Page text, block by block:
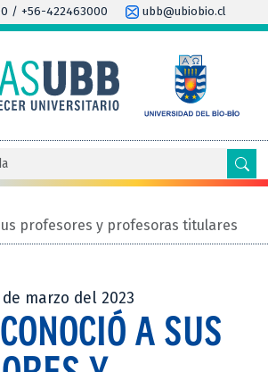
/ +56-422463000 ubb@ubiobio.cl
profesores y profesoras titulares
marzo del 2023
A SUS